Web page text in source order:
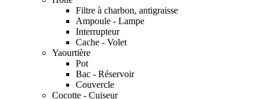
Filtre à charbon, antigraisse
Ampoule - Lampe
Interrupteur
Cache - Volet
Yaourtière
Pot
Bac - Réservoir
Couvercle
Cocotte - Cuiseur